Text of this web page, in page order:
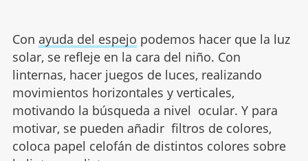
Con ayuda del espejo podemos hacer que la luz
solar, se refleje en la cara del niño. Con
linternas, hacer juegos de luces, realizando
movimientos horizontales y verticales,
motivando la búsqueda a nivel ocular. Y para
motivar, se pueden añadir filtros de colores,
coloca papel celofán de distintos colores sobre